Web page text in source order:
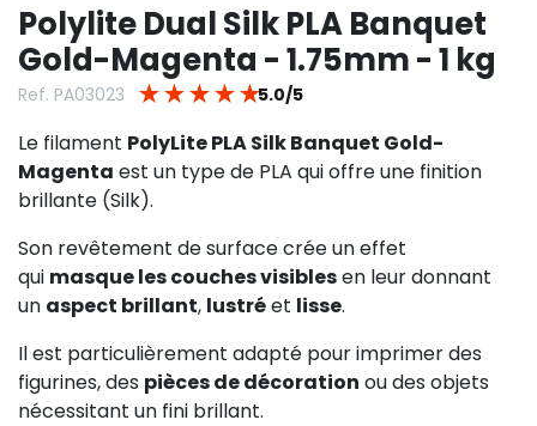
Polylite Dual Silk PLA Banquet
Gold-Magenta - 1.75mm - 1 kg
Ref. PA03023 ★ ★ ★ ★ ★5.0/5
Le filament PolyLite PLA Silk Banquet Gold-
Magenta est un type de PLA qui offre une finition
brillante (Silk).
Son revêtement de surface crée un effet
qui masque les couches visiblesen leur donnant
un aspect brillant, lustréet lisse.
Il est particulièrement adapté pour imprimer des
figurines, des pièces de décoration ou des objets
nécessitant un fini brillant.